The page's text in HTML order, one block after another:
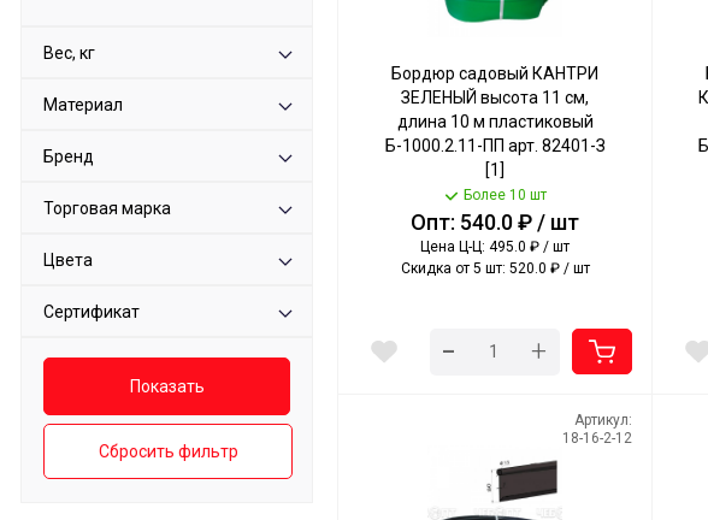
Вес, кг
Материал
Бренд
Торговая марка
Цвета
Сертификат
Сбросить фильтр
Бордюр садовый КАНТРИ
ЗЕЛЕНЫЙ высота 11 см,
длина 10 м пластиковый
Б-1000.2.11-ПП арт. 82401-З
[1]
Более 10 шт
Опт: 540.0 ₽ / шт
Цена Ц-Ц: 495.0 ₽ / шт
Скидка от 5 шт: 520.0 ₽ / шт
- +
Артикул:
18-16-2-12